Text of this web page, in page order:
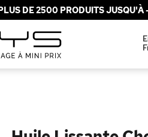
DE 2500 PRODUITS JUSQU'À